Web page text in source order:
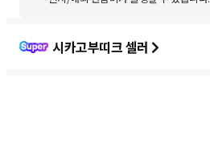
시카고부띠크 셀러